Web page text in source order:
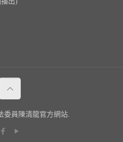
委員陳清龍官方網站.